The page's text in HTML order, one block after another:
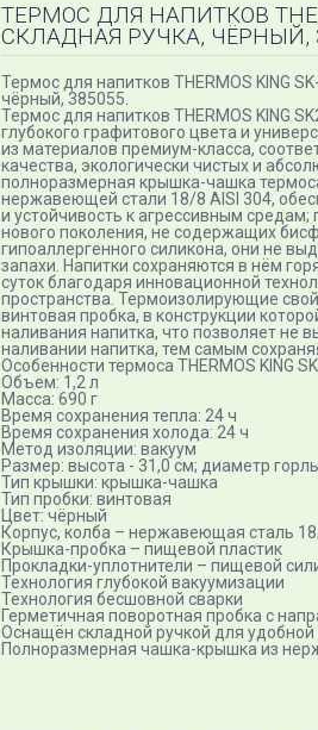
ТЕРМОС ДЛЯ НАПИТКОВ
СКЛАДНАЯ РУЧКА, ЧЁРНЫЙ,
Термос для напитков THERMOS KING
чёрный, 385055.
Термос для напитков THERMOS KING
глубокого графитового цвета и
из материалов премиум-класса,
качества, экологически чистых и
полноразмерная крышка-чашка
нержавеющей стали 18/8 AISI 304,
и устойчивость к агрессивным
нового поколения, не содержащих
гипоаллергенного силикона, они не
запахи. Напитки сохраняются в нём
суток благодаря инновационной
пространства. Термоизолирующие
винтовая пробка, в конструкции
наливания напитка, что позволяет не
наливании напитка, тем самым
Особенности термоса THERMOS KING
Объем: 1,2 л
Масса: 690 г
Время сохранения тепла: 24 ч
Время сохранения холода: 24 ч
Метод изоляции: вакуум
Размер: высота - 31,0 см; диаметр
Тип крышки: крышка-чашка
Тип пробки: винтовая
Цвет: чёрный
Корпус, колба – нержавеющая сталь
Крышка-пробка – пищевой пластик
Прокладки-уплотнители – пищевой
Технология глубокой вакуумизации
Технология бесшовной сварки
Герметичная поворотная пробка с
Оснащён складной ручкой для удобной
Полноразмерная чашка-крышка из